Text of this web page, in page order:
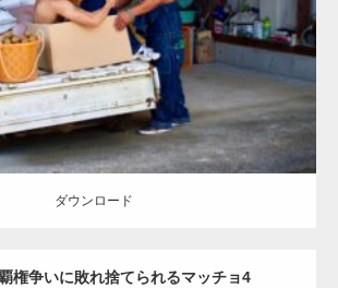
よ) 上腕三頭筋 肩 捨てマッチョ 唐津 (佐賀)
ロード
ダウンロード
権争いに敗れ捨てられるマッチョ4